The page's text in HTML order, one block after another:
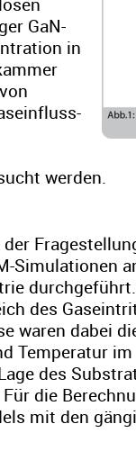
GaN-
in
werden.
Simulationen
des
waren dabei
Temperatur
des
die
mit den